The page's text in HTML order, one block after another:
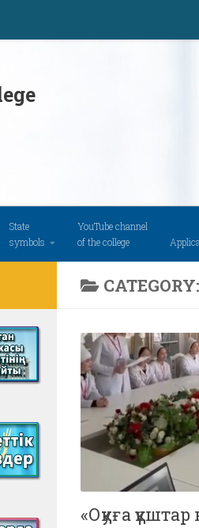
State
symbols
YouTube channel
of the college
CATEGORY:
«Оқуға